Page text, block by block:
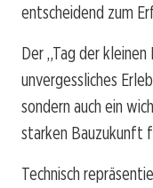
entscheidend zum
Der „Tag der
unvergessliches
sondern auch ein
starken Bauzukunft
Technisch